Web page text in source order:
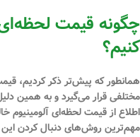
چگونه قیمت لحظه‌ای
کنیم؟
همانطور که پیش‌تر ذکر کردیم،
مختلفی قرار می‌گیرد و به همین
اطلاع از قیمت لحظه‌ای آلومینیوم
مهم‌ترین روش‌‌های دنبال کردن این